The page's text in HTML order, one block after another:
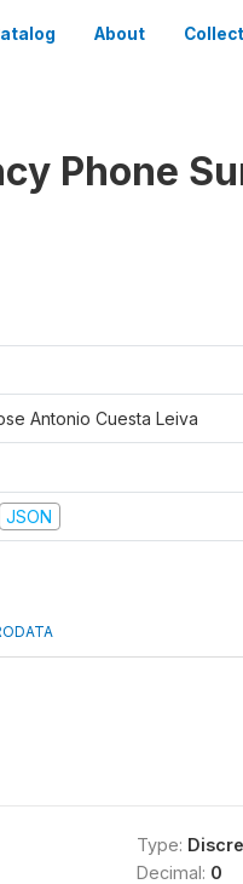
About
Phone
Antonio Cuesta Leiva
JSON
Type:
Decimal: 0